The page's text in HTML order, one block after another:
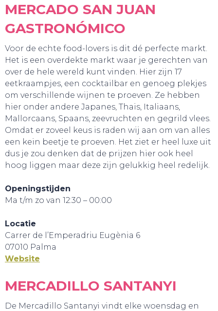
BELEEF!
MERCADO SAN JUAN
GASTRONÓMICO
Voor de echte food-lovers is dit dé perfecte markt.
Het is een overdekte markt waar je gerechten van
over de hele wereld kunt vinden. Hier zijn 17
eetkraampjes, een cocktailbar en genoeg plekjes
om verschillende wijnen te proeven. Ze hebben
hier onder andere Japanes, Thais, Italiaans,
Mallorcaans, Spaans, zeevruchten en gegrild vlees.
Omdat er zoveel keus is raden wij aan om van alles
een kein beetje te proeven. Het ziet er heel luxe uit
dus je zou denken dat de prijzen hier ook heel
hoog liggen maar deze zijn gelukkig heel redelijk.
Openingstijden
Ma t/m zo van 12:30 – 00:00
Locatie
Carrer de l’Emperadriu Eugènia 6
07010 Palma
Website
MERCADILLO SANTANYI
De Mercadillo Santanyi vindt elke woensdag en